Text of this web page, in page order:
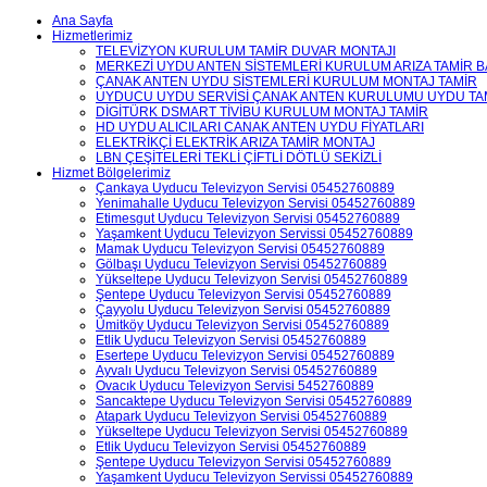
Ana Sayfa
Hizmetlerimiz
TELEVİZYON KURULUM TAMİR DUVAR MONTAJI
MERKEZİ UYDU ANTEN SİSTEMLERİ KURULUM ARIZA TAMİR
ÇANAK ANTEN UYDU SİSTEMLERİ KURULUM MONTAJ TAMİR
UYDUCU UYDU SERVİSİ ÇANAK ANTEN KURULUMU UYDU
DİGİTÜRK DSMART TİVİBU KURULUM MONTAJ TAMİR
HD UYDU ALICILARI CANAK ANTEN UYDU FİYATLARI
ELEKTRİKÇİ ELEKTRİK ARIZA TAMİR MONTAJ
LBN ÇEŞİTELERİ TEKLİ ÇİFTLİ DÖTLÜ SEKİZLİ
Hizmet Bölgelerimiz
Çankaya Uyducu Televizyon Servisi 05452760889
Yenimahalle Uyducu Televizyon Servisi 05452760889
Etimesgut Uyducu Televizyon Servisi 05452760889
Yaşamkent Uyducu Televizyon Servissi 05452760889
Mamak Uyducu Televizyon Servisi 05452760889
Gölbaşı Uyducu Televizyon Servisi 05452760889
Yükseltepe Uyducu Televizyon Servisi 05452760889
Şentepe Uyducu Televizyon Servisi 05452760889
Çayyolu Uyducu Televizyon Servisi 05452760889
Ümitköy Uyducu Televizyon Servisi 05452760889
Etlik Uyducu Televizyon Servisi 05452760889
Esertepe Uyducu Televizyon Servisi 05452760889
Ayvalı Uyducu Televizyon Servisi 05452760889
Ovacık Uyducu Televizyon Servisi 5452760889
Sancaktepe Uyducu Televizyon Servisi 05452760889
Atapark Uyducu Televizyon Servisi 05452760889
Yükseltepe Uyducu Televizyon Servisi 05452760889
Etlik Uyducu Televizyon Servisi 05452760889
Şentepe Uyducu Televizyon Servisi 05452760889
Yaşamkent Uyducu Televizyon Servissi 05452760889